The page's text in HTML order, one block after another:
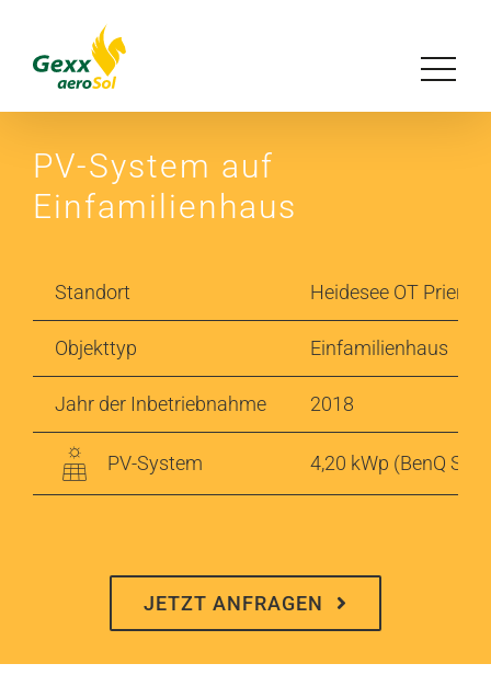
springen
Toggle
Lösungen
Referenzen
Magazin
Angebot anfordern
PV-System auf
Einfamilienhaus
Standort Heidesee OT Prieros
Objekttyp Einfamilienhaus
Jahr der Inbetriebnahme 2018
PV-System 4,20 kWp (BenQ
JETZT ANFRAGEN